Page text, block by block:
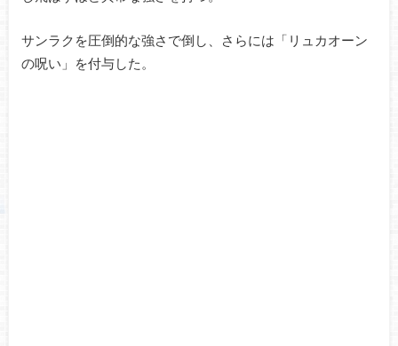
サンラクを圧倒的な強さで倒し、さらには「リュカオーン
の呪い」を付与した。